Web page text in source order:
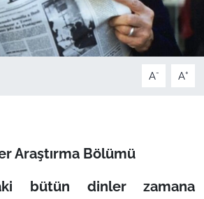
A- A+
Araştırma Bölümü
bütün dinler zamana